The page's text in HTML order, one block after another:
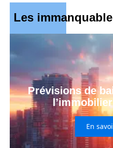
Les
Prévisions de
En